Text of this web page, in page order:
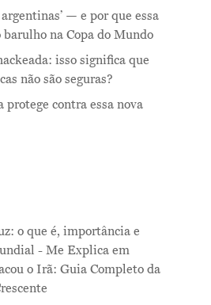
— e por que essa
na Copa do Mundo
isso significa que
não são seguras?
protege contra essa nova
o que é, importância e
- Me Explicaem
o Irã: Guia Completo da